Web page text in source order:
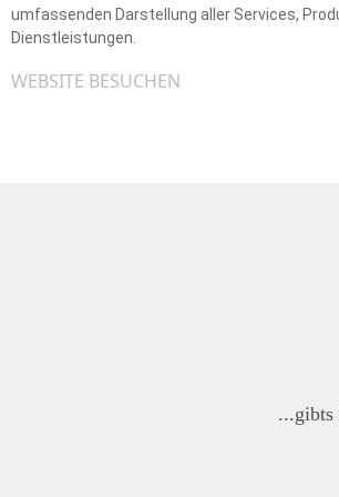
umfassenden Darstellung aller Services,
Dienstleistungen.
WEBSITE BESUCHEN
...gibts